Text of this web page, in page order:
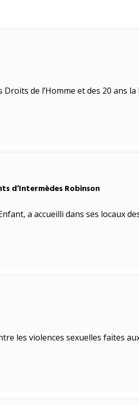
de l’Homme et des 20 ans
d’Intermèdes Robinson
a accueilli dans ses locaux
les violences sexuelles faites